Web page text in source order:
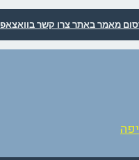
מאמר באתר צרו קשר בוואצאפ